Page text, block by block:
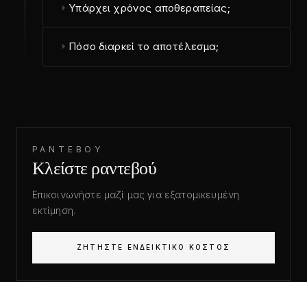
Υπάρχει χρόνος αποθεραπείας;
Πόσο διαρκεί το αποτέλεσμα;
ΡΑΝΤΕΒΟΎ
Κλείστε ραντεβού
Επικοινωνήστε μαζί μας για εξατομικευμένη
εκτίμηση.
ΖΗΤΉΣΤΕ ΕΝΔΕΙΚΤΙΚΌ ΚΌΣΤΟΣ